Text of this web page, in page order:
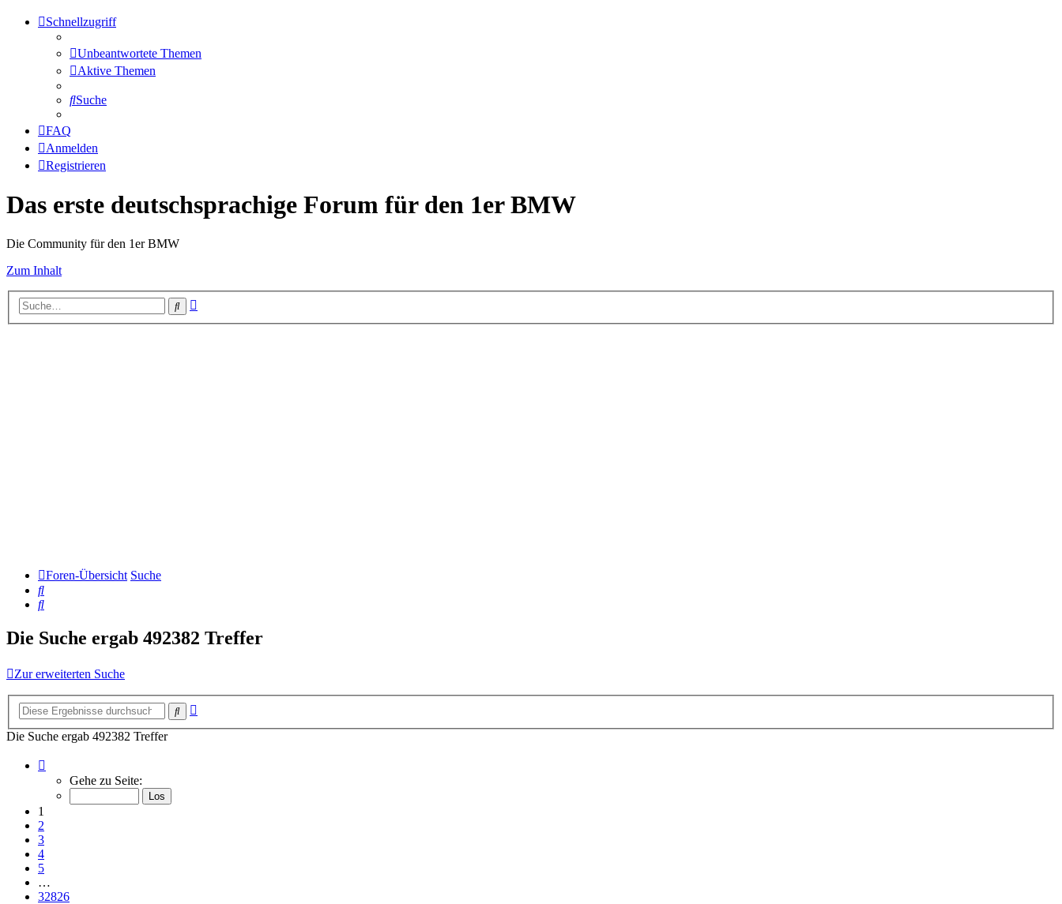
Schnellzugriff
Unbeantwortete Themen
Aktive Themen
Suche
FAQ
Anmelden
Registrieren
Das erste deutschsprachige Forum für den 1er BMW
Die Community für den 1er BMW
Zum Inhalt
Suche
Foren-Übersicht Suche
Suche
Suche
Die Suche ergab 492382 Treffer
Zur erweiterten Suche
Suche
Die Suche ergab 492382 Treffer
von
32826
Gehe zu Seite:
1
2
3
4
5
…
32826